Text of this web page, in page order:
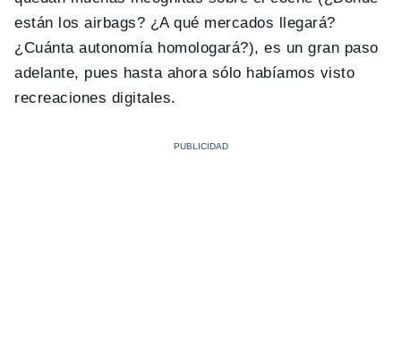
están los airbags? ¿A qué mercados llegará?
¿Cuánta autonomía homologará?), es un gran paso
adelante, pues hasta ahora sólo habíamos visto
recreaciones digitales.